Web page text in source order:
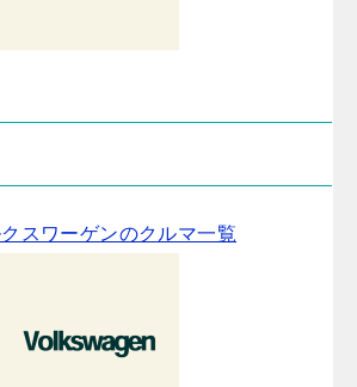
スワーゲンのクルマ一覧